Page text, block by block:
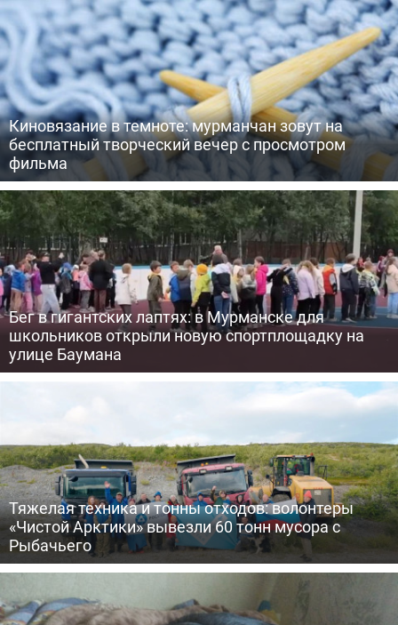
Киновязание в темноте: мурманчан зовут на
бесплатный творческий вечер с просмотром
фильма
Бег в гигантских лаптях: в Мурманске для
школьников открыли новую спортплощадку на
улице Баумана
Тяжелая техника и тонны отходов: волонтеры
«Чистой Арктики» вывезли 60 тонн мусора с
Рыбачьего